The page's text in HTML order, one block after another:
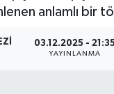
anlamlı bir
03.12.2025 - 21:35
YAYINLANMA